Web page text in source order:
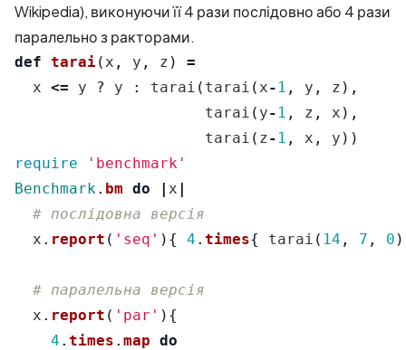
Wikipedia), виконуючи її 4 рази послідовно або 4 рази
паралельно з ракторами.
def tarai( x , y , z )
=
x <= y ? y : tarai ( tarai ( x- 1 , y , z ),
tarai ( y- 1 , z , x ),
tarai ( z- 1 , x , y ))
require
'benchmark'
Benchmark. bm do | x |
# послідовна версія
x . report ( 'seq' ){ 4 . times{ tarai ( 14 , 7 , 0 )
# паралельна версія
x . report ( 'par' ){
4 . times . map do